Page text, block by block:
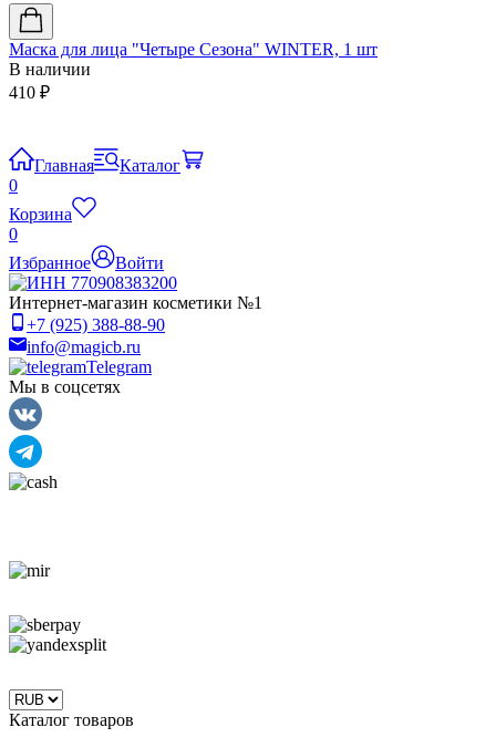
Маска для лица "Четыре Сезона" WINTER, 1 шт
В наличии
410 ₽
Главная
Каталог
0
Корзина
0
Избранное
Войти
Интернет-магазин косметики №1
+7 (925) 388-88-90
info@magicb.ru
Telegram
Мы в соцсетях
Каталог товаров